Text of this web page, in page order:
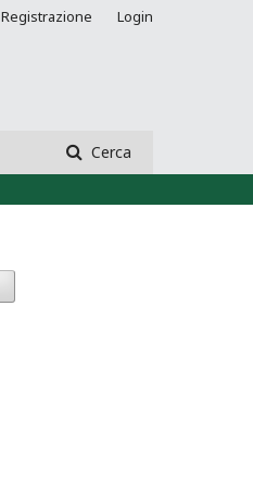
Cerca
Registrazione Login